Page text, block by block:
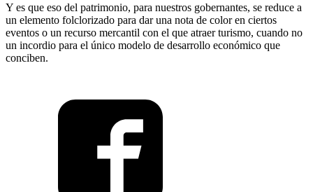
Y es que eso del patrimonio, para nuestros gobernantes, se reduce a
un elemento folclorizado para dar una nota de color en ciertos
eventos o un recurso mercantil con el que atraer turismo, cuando no
un incordio para el único modelo de desarrollo económico que
conciben.